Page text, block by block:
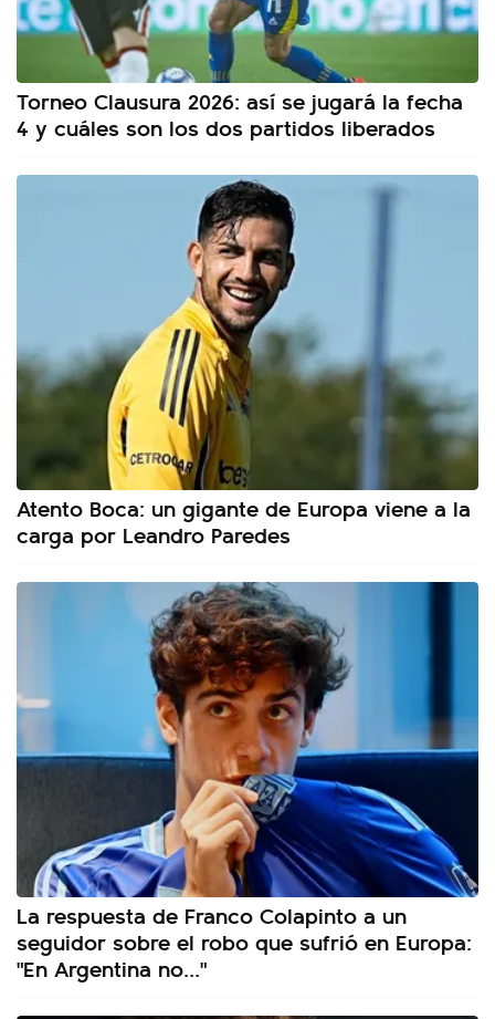
Torneo Clausura 2026: así se jugará la fecha
4 y cuáles son los dos partidos liberados
Atento Boca: un gigante de Europa viene a la
carga por Leandro Paredes
La respuesta de Franco Colapinto a un
seguidor sobre el robo que sufrió en Europa:
"En Argentina no..."